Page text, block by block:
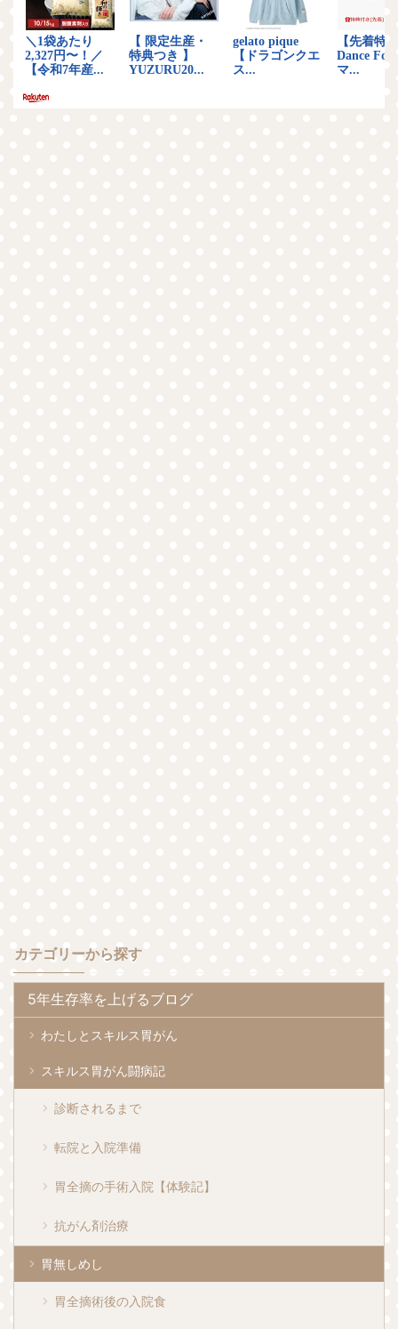
カテゴリーから探す
5年生存率を上げるブログ
わたしとスキルス胃がん
スキルス胃がん闘病記
診断されるまで
転院と入院準備
胃全摘の手術入院【体験記】
抗がん剤治療
胃無しめし
胃全摘術後の入院食